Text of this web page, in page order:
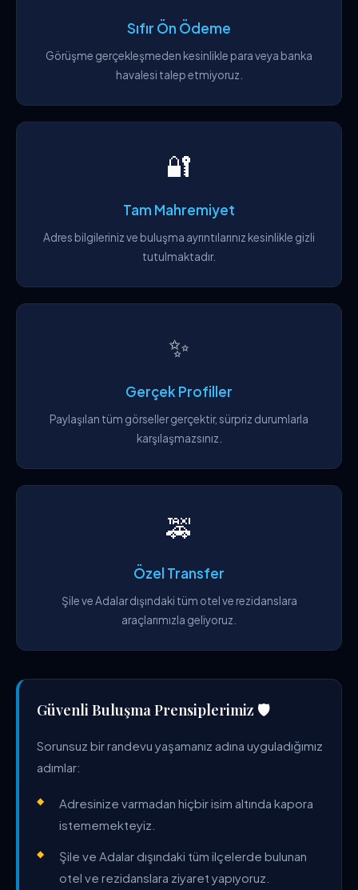
Sıfır Ön Ödeme
Görüşme gerçekleşmeden kesinlikle para veya banka
havalesi talep etmiyoruz.
🔐
Tam Mahremiyet
Adres bilgileriniz ve buluşma ayrıntılarınız kesinlikle gizli
tutulmaktadır.
✨
Gerçek Profiller
Paylaşılan tüm görseller gerçektir, sürpriz durumlarla
karşılaşmazsınız.
🚕
Özel Transfer
Şile ve Adalar dışındaki tüm otel ve rezidanslara
araçlarımızla geliyoruz.
Güvenli Buluşma Prensiplerimiz 🛡️
Sorunsuz bir randevu yaşamanız adına uyguladığımız
adımlar:
Adresinize varmadan hiçbir isim altında kapora
istememekteyiz.
Şile ve Adalar dışındaki tüm ilçelerde bulunan
otel ve rezidanslara ziyaret yapıyoruz.